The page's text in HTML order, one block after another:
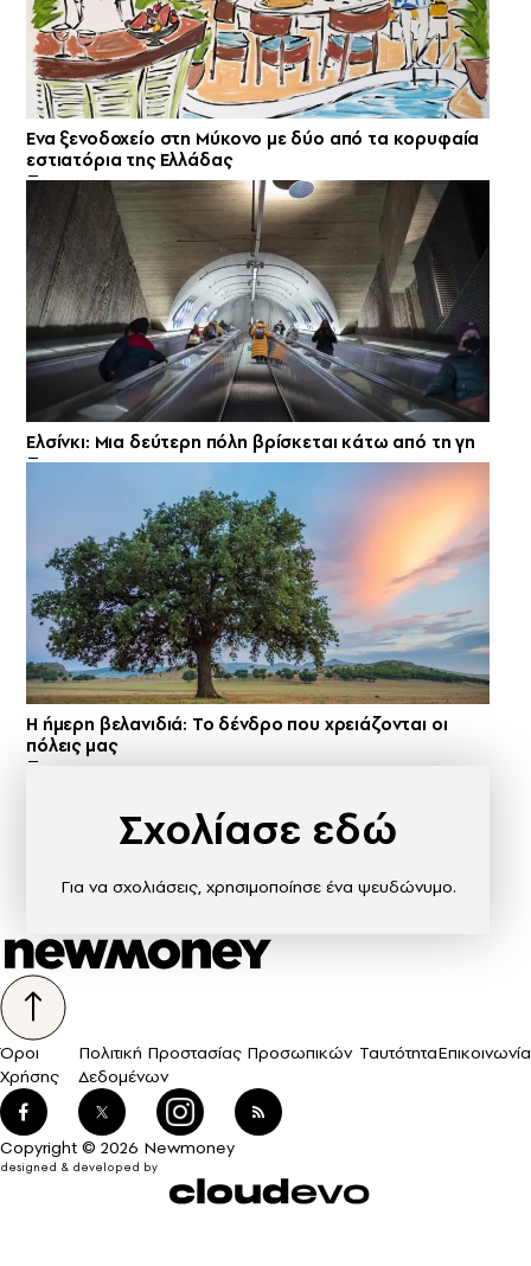
Ενα ξενοδοχείο στη Μύκονο με δύο από τα κορυφαία
εστιατόρια της Ελλάδας
Ελσίνκι: Mια δεύτερη πόλη βρίσκεται κάτω από τη γη
Η ήμερη βελανιδιά: Το δένδρο που χρειάζονται οι
πόλεις μας
Σχολίασε εδώ
Για να σχολιάσεις, χρησιμοποίησε ένα ψευδώνυμο.
Όροι
Χρήσης
Πολιτική Προστασίας Προσωπικών
Δεδομένων
ΤαυτότηταΕπικοινωνία
Copyright © 2026 Newmoney
designed & developed by